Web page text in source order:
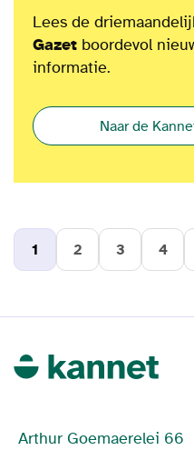
Lees de
Gazet boordevol
informatie.
Naar de
1 2 3 4
Arthur Goemaerelei 66